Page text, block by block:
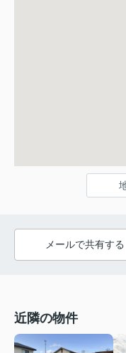
メールで共有する
近隣の物件